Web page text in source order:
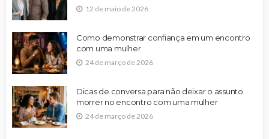
12 de maio de 2026
Como demonstrar confiança em um encontro
com uma mulher
24 de março de 2026
Dicas de conversa para não deixar o assunto
morrer no encontro com uma mulher
24 de março de 2026